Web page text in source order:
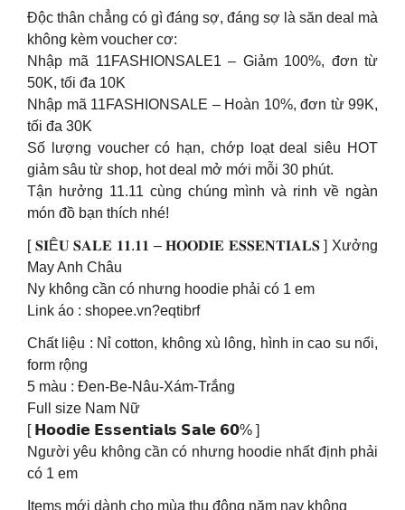
Độc thân chẳng có gì đáng sợ, đáng sợ là săn deal mà
không kèm voucher cơ:
Nhập mã 11FASHIONSALE1 – Giảm 100%, đơn từ
50K, tối đa 10K
Nhập mã 11FASHIONSALE – Hoàn 10%, đơn từ 99K,
tối đa 30K
Số lượng voucher có hạn, chớp loạt deal siêu HOT
giảm sâu từ shop, hot deal mở mới mỗi 30 phút.
Tận hưởng 11.11 cùng chúng mình và rinh về ngàn
món đồ bạn thích nhé!
[ 𝐒𝐈Ê𝐔 𝐒𝐀𝐋𝐄 𝟏𝟏.𝟏𝟏 – 𝐇𝐎𝐎𝐃𝐈𝐄 𝐄𝐒𝐒𝐄𝐍𝐓𝐈𝐀𝐋𝐒 ] Xưởng
May Anh Châu
Ny không cần có nhưng hoodie phải có 1 em
Link áo : shopee.vn?eqtibrf
Chất liệu : Nỉ cotton, không xù lông, hình in cao su nổi,
form rộng
5 màu : Đen-Be-Nâu-Xám-Trắng
Full size Nam Nữ
[ 𝗛𝗼𝗼𝗱𝗶𝗲 𝗘𝘀𝘀𝗲𝗻𝘁𝗶𝗮𝗹𝘀 𝗦𝗮𝗹𝗲 𝟲𝟬% ]
Người yêu không cần có nhưng hoodie nhất định phải
có 1 em
Items mới dành cho mùa thu đông năm nay không